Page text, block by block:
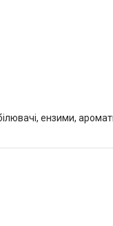
ензими,